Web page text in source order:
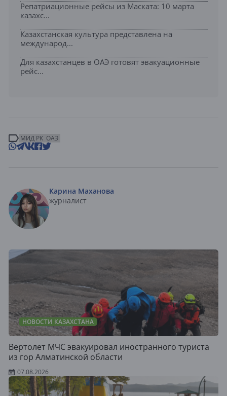
Репатриационные рейсы из Маската: 10 марта
казахс...
Казахстанская культура представлена на
международ...
Для казахстанцев в ОАЭ готовят эвакуационные
рейс...
МИД РК ОАЭ
Карина Маханова
журналист
НОВОСТИ КАЗАХСТАНА
Вертолет МЧС эвакуировал иностранного туриста
из гор Алматинской области
07.08.2026